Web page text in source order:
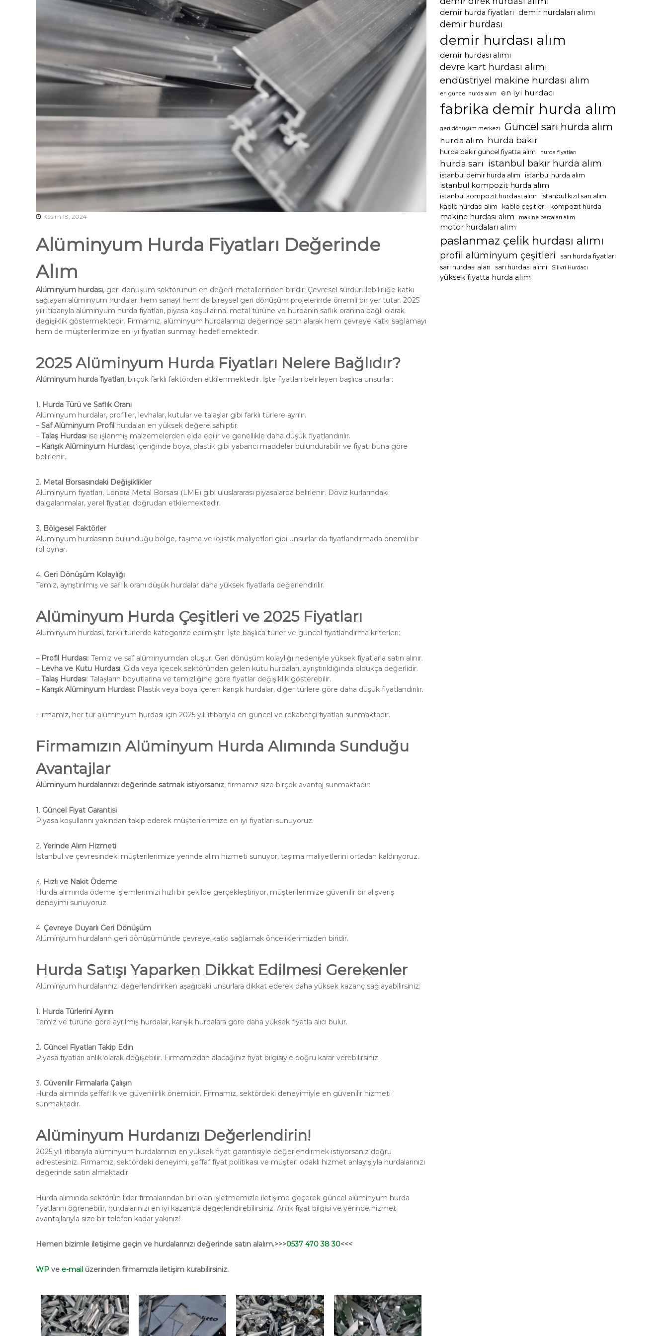
Kasım 18, 2024
Alüminyum Hurda Fiyatları Değerinde
Alım
Alüminyum hurdası, geri dönüşüm sektörünün en değerli metallerinden biridir. Çevresel sürdürülebilirliğe katkı
sağlayan alüminyum hurdalar, hem sanayi hem de bireysel geri dönüşüm projelerinde önemli bir yer tutar. 2025
yılı itibarıyla alüminyum hurda fiyatları, piyasa koşullarına, metal türüne ve hurdanın saflık oranına bağlı olarak
değişiklik göstermektedir. Firmamız, alüminyum hurdalarınızı değerinde satın alarak hem çevreye katkı sağlamayı
hem de müşterilerimize en iyi fiyatları sunmayı hedeflemektedir.
2025Alüminyum Hurda Fiyatları Nelere Bağlıdır?
Alüminyum hurda fiyatları, birçok farklı faktörden etkilenmektedir. İşte fiyatları belirleyen başlıca unsurlar:
1. Hurda Türü ve Saflık Oranı
Alüminyum hurdalar, profiller, levhalar, kutular ve talaşlar gibi farklı türlere ayrılır.
– Saf Alüminyum Profil hurdaları en yüksek değere sahiptir.
– Talaş Hurdası ise işlenmiş malzemelerden elde edilir ve genellikle daha düşük fiyatlandırılır.
– Karışık Alüminyum Hurdası, içeriğinde boya, plastik gibi yabancı maddeler bulundurabilir ve fiyatı buna göre
belirlenir.
2. Metal Borsasındaki Değişiklikler
Alüminyum fiyatları, Londra Metal Borsası (LME) gibi uluslararası piyasalarda belirlenir. Döviz kurlarındaki
dalgalanmalar, yerel fiyatları doğrudan etkilemektedir.
3. Bölgesel Faktörler
Alüminyum hurdasının bulunduğu bölge, taşıma ve lojistik maliyetleri gibi unsurlar da fiyatlandırmada önemli bir
rol oynar.
4. Geri Dönüşüm Kolaylığı
Temiz, ayrıştırılmış ve saflık oranı düşük hurdalar daha yüksek fiyatlarla değerlendirilir.
Alüminyum Hurda Çeşitleri ve 2025 Fiyatları
Alüminyum hurdası, farklı türlerde kategorize edilmiştir. İşte başlıca türler ve güncel fiyatlandırma kriterleri:
– Profil Hurdası: Temiz ve saf alüminyumdan oluşur. Geri dönüşüm kolaylığı nedeniyle yüksek fiyatlarla satın alınır.
– Levha ve Kutu Hurdası: Gıda veya içecek sektöründen gelen kutu hurdaları, ayrıştırıldığında oldukça değerlidir.
– Talaş Hurdası: Talaşların boyutlarına ve temizliğine göre fiyatlar değişiklik gösterebilir.
– Karışık Alüminyum Hurdası: Plastik veya boya içeren karışık hurdalar, diğer türlere göre daha düşük fiyatlandırılır.
Firmamız, her tür alüminyum hurdası için 2025 yılı itibarıyla en güncel ve rekabetçi fiyatları sunmaktadır.
Firmamızın Alüminyum Hurda Alımında Sunduğu
Avantajlar
Alüminyum hurdalarınızı değerinde satmak istiyorsanız, firmamız size birçok avantaj sunmaktadır:
1. Güncel Fiyat Garantisi
Piyasa koşullarını yakından takip ederek müşterilerimize en iyi fiyatları sunuyoruz.
2. Yerinde Alım Hizmeti
İstanbul ve çevresindeki müşterilerimize yerinde alım hizmeti sunuyor, taşıma maliyetlerini ortadan kaldırıyoruz.
3. Hızlı ve Nakit Ödeme
Hurda alımında ödeme işlemlerimizi hızlı bir şekilde gerçekleştiriyor, müşterilerimize güvenilir bir alışveriş
deneyimi sunuyoruz.
4. Çevreye Duyarlı Geri Dönüşüm
Alüminyum hurdaların geri dönüşümünde çevreye katkı sağlamak önceliklerimizden biridir.
Hurda Satışı Yaparken Dikkat Edilmesi Gerekenler
Alüminyum hurdalarınızı değerlendirirken aşağıdaki unsurlara dikkat ederek daha yüksek kazanç sağlayabilirsiniz:
1. Hurda Türlerini Ayırın
Temiz ve türüne göre ayrılmış hurdalar, karışık hurdalara göre daha yüksek fiyatla alıcı bulur.
2. Güncel Fiyatları Takip Edin
Piyasa fiyatları anlık olarak değişebilir. Firmamızdan alacağınız fiyat bilgisiyle doğru karar verebilirsiniz.
3. Güvenilir Firmalarla Çalışın
Hurda alımında şeffaflık ve güvenilirlik önemlidir. Firmamız, sektördeki deneyimiyle en güvenilir hizmeti
sunmaktadır.
Alüminyum Hurdanızı Değerlendirin!
2025 yılı itibarıyla alüminyum hurdalarınızı en yüksek fiyat garantisiyle değerlendirmek istiyorsanız doğru
adrestesiniz. Firmamız, sektördeki deneyimi, şeffaf fiyat politikası ve müşteri odaklı hizmet anlayışıyla hurdalarınızı
değerinde satın almaktadır.
Hurda alımında sektörün lider firmalarından biri olan işletmemizle iletişime geçerek güncel alüminyum hurda
fiyatlarını öğrenebilir, hurdalarınızı en iyi kazançla değerlendirebilirsiniz. Anlık fiyat bilgisi ve yerinde hizmet
avantajlarıyla size bir telefon kadar yakınız!
Hemen bizimle iletişime geçin ve hurdalarınızı değerinde satın alalım.>>>0537 470 38 30<<<
WP ve e-mail üzerinden firmamızla iletişim kurabilirsiniz.
demir hurda fiyatları demir hurdaları alımı
demir hurdası
demir hurdası alım
demir hurdası alımı
devre kart hurdası alımı
endüstriyel makine hurdası alım
en güncel hurda alım en iyi hurdacı
fabrika demir hurda alım
geri dönüşüm merkezi Güncel sarı hurda alım
hurda alım hurda bakır
hurda bakır güncel fiyatta alım hurda fiyatları
hurda sarı istanbul bakır hurda alım
istanbul demir hurda alım istanbul hurda alım
istanbul kompozit hurda alım
istanbul kompozit hurdası alım
istanbul kızıl sarı alım
kablo hurdası alım
kablo çeşitleri kompozit hurda
makine hurdası alım makine parçaları alım
motor hurdaları alım
paslanmaz çelik hurdası alımı
profil alüminyum çeşitleri
sarı hurda fiyatları
sarı hurdası alan
sarı hurdası alımı Silivri Hurdacı
yüksek fiyatta hurda alım